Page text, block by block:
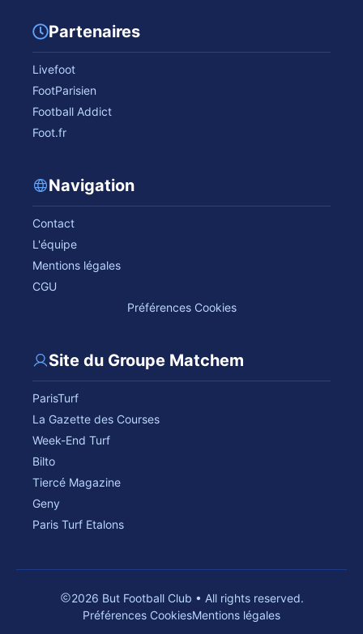
Partenaires
Livefoot
FootParisien
Football Addict
Foot.fr
Navigation
Contact
L'équipe
Mentions légales
CGU
Préférences Cookies
Site du Groupe Matchem
ParisTurf
La Gazette des Courses
Week-End Turf
Bilto
Tiercé Magazine
Geny
Paris Turf Etalons
2026 But Football Club • All rights reserved.
Préférences CookiesMentions légales